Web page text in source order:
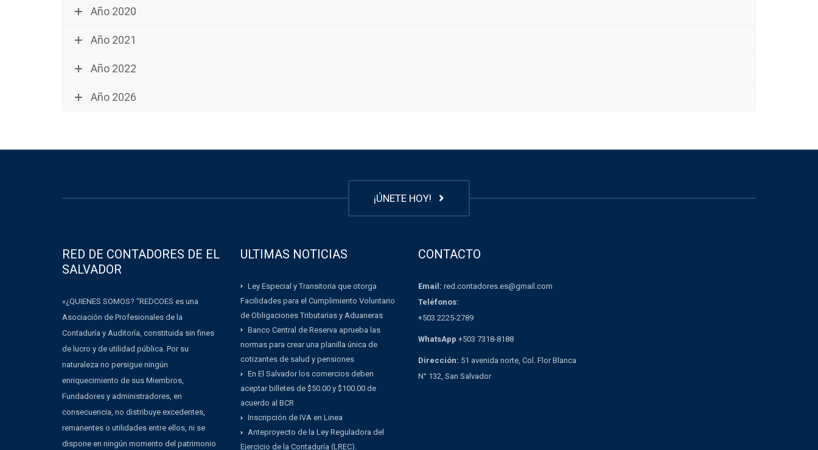
Año 2020
Año 2021
Año 2022
Año 2026
¡ÚNETE HOY!
RED DE CONTADORES DE EL
SALVADOR
«¿QUIENES SOMOS? “REDCOES es una
Asociación de Profesionales de la
Contaduría y Auditoría, constituida sin fines
de lucro y de utilidad pública. Por su
naturaleza no persigue ningún
enriquecimiento de sus Miembros,
Fundadores y administradores, en
consecuencia, no distribuye excedentes,
remanentes o utilidades entre ellos, ni se
dispone en ningún momento del patrimonio
ULTIMAS NOTICIAS
Ley Especial y Transitoria que otorga
Facilidades para el Cumplimiento Voluntario
de Obligaciones Tributarias y Aduaneras
Banco Central de Reserva aprueba las
normas para crear una planilla única de
cotizantes de salud y pensiones
En El Salvador los comercios deben
aceptar billetes de $50.00 y $100.00 de
acuerdo al BCR
Inscripción de IVA en Linea
Anteproyecto de la Ley Reguladora del
Ejercicio de la Contaduría (LREC).
CONTACTO
Email: red.contadores.es@gmail.com
Teléfonos:
+503 2225-2789
WhatsApp +503 7318-8188
Dirección: 51 avenida norte, Col. Flor Blanca
N° 132, San Salvador